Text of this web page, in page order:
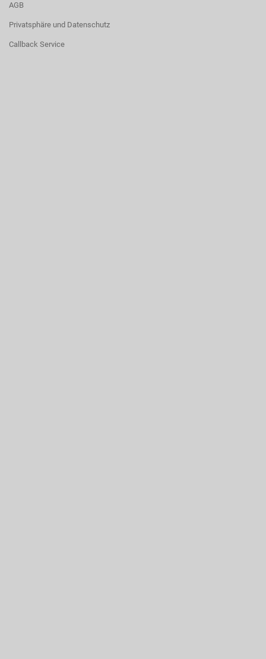
AGB
Privatsphäre und Datenschutz
Callback Service